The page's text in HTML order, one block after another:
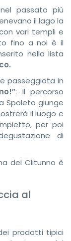
passato più
il lago la
vari templi e
fino a noi è il
nella lista
passeggiata in
: il percorso
Spoleto giunge
il luogo e
per poi
di
del Clitunno è
al
prodotti tipici